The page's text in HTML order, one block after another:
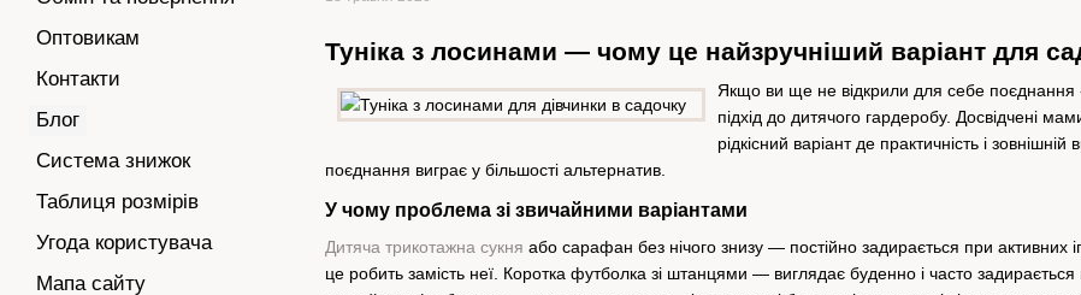
Туніка з лосинами — чому це найзручніший варіант для
Якщо ви ще не відкрили для себе поєднання
підхід до дитячого гардеробу. Досвідчені
рідкісний варіант де практичність і
поєднання виграє у більшості альтернатив.
У чому проблема зі звичайними варіантами
Дитяча трикотажна сукня або сарафан без нічого знизу — постійно задирається при активних
це робить замість неї. Коротка футболка зі штанцями — виглядає буденно і часто
Оптовикам
Контакти
Блог
Система знижок
Таблиця розмірів
Угода користувача
Мапа сайту